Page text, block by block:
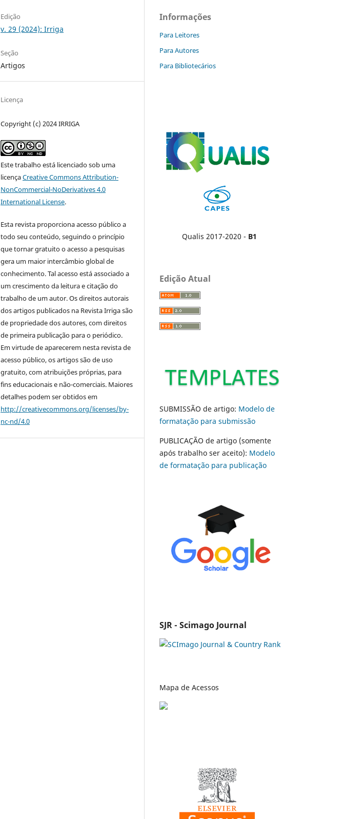
Edição
v. 29 (2024): Irriga
Seção
Artigos
Licença
Copyright (c) 2024 IRRIGA
Este trabalho está licenciado sob uma
licençaCreative Commons Attribution-
NonCommercial-NoDerivatives 4.0
International License.
Esta revista proporciona acesso público a
todo seu conteúdo, seguindo o princípio
que tornar gratuito o acesso a pesquisas
gera um maior intercâmbio global de
conhecimento. Tal acesso está associado a
um crescimento da leitura e citação do
trabalho de um autor. Os direitos autorais
dos artigos publicados na Revista Irriga são
de propriedade dos autores, com direitos
de primeira publicação para o periódico.
Em virtude de aparecerem nesta revista de
acesso público, os artigos são de uso
gratuito, com atribuições próprias, para
fins educacionais e não-comerciais. Maiores
detalhes podem ser obtidos em
http://creativecommons.org/licenses/by-
nc-nd/4.0
Informações
Para Leitores
Para Autores
Para Bibliotecários
Qualis 2017-2020 - B1
Edição Atual
SUBMISSÃO de artigo: Modelo de
formatação para submissão
PUBLICAÇÃO de artigo (somente
após trabalho ser aceito): Modelo
de formatação para publicação
SJR - Scimago Journal
Mapa de Acessos